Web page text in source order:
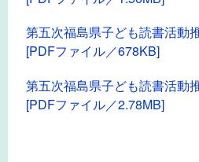
第五次福島県子ども読書活動
[PDFファイル／678KB]
第五次福島県子ども読書活動
[PDFファイル／2.78MB]